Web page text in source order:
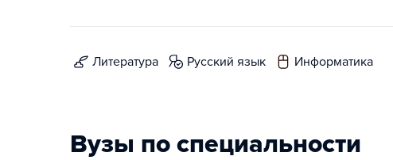
литература русский язык информатика
Вузы по специальности